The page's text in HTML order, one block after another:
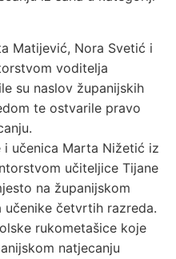
Matijević, Nora Svetić i
voditelja
su naslov županijskih
te ostvarile pravo
učenica Marta Nižetić iz
učiteljice Tijane
na županijskom
učenike četvrtih razreda.
rukometašice koje
natjecanju